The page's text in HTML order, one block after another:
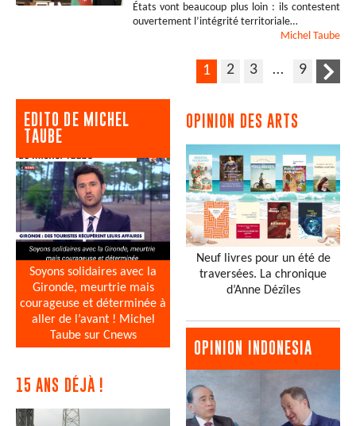
États vont beaucoup plus loin : ils contestent
ouvertement l’intégrité territoriale…
Michel Taube
1 2 3 … 9
EDITO DE MICHEL
TAUBE
Soyons solidaires avec la
Gironde, meurtrie mais
courageuse et déterminée à
aller de l’avant ! Michel
Taube sur Cnews
15 ANS DÉJÀ !
OPINION DES ARTS
Neuf livres pour un été de
traversées. La chronique
d’Anne Dézîles
OPINION INDONESIA